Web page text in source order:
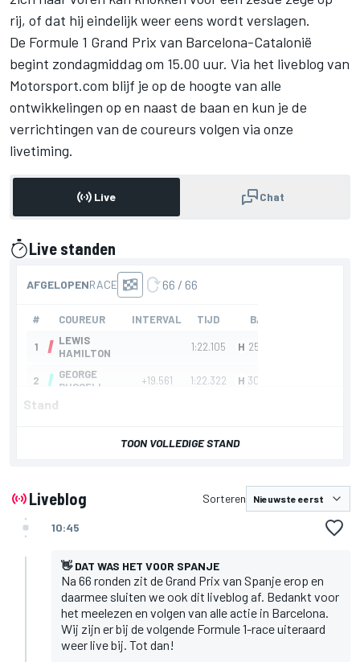
rij, of dat hij eindelijk weer eens wordt verslagen.
De Formule 1 Grand Prix van Barcelona-Catalonië
begint zondagmiddag om 15.00 uur. Via het liveblog van
Motorsport.com blijf je op de hoogte van alle
ontwikkelingen op en naast de baan en kun je de
verrichtingen van de coureurs volgen via onze
livetiming.
Live Chat
Live standen
Stand
TOON VOLLEDIGE STAND
Liveblog Sorteren
10:45
👋 DAT WAS HET VOOR SPANJE
Na 66 ronden zit de Grand Prix van Spanje erop en
daarmee sluiten we ook dit liveblog af. Bedankt voor
het meelezen en volgen van alle actie in Barcelona.
Wij zijn er bij de volgende Formule 1-race uiteraard
weer live bij. Tot dan!